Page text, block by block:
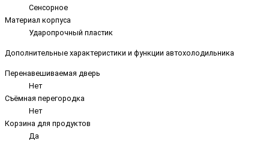
Сенсорное
Материал корпуса
Ударопрочный пластик
Дополнительные характеристики и функции автохолодильника
Перенавешиваемая дверь
Нет
Съёмная перегородка
Нет
Корзина для продуктов
Да